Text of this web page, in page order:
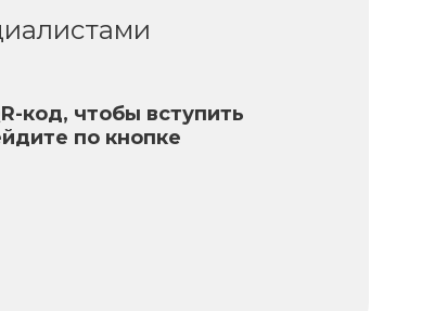
код, чтобы вступить
по кнопке